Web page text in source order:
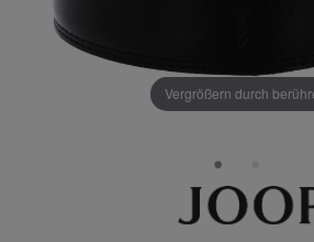
Vergrößern durch